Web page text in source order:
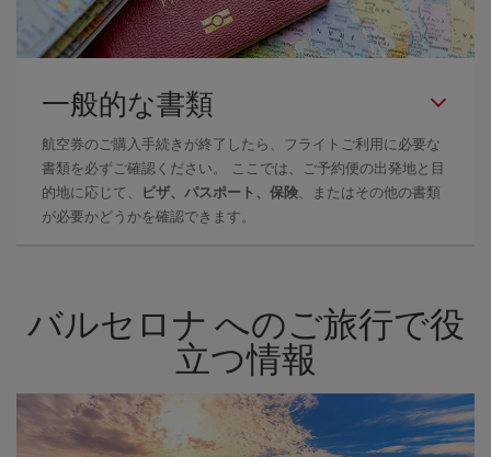
一般的な書類
航空券のご購入手続きが終了したら、フライトご利用に必要な
書類を必ずご確認ください。 ここでは、ご予約便の出発地と目
的地に応じて、
ビザ、パスポート、保険、またはその他の書類
が必要かどうかを確認できます。
バルセロナ へのご旅行で役
立つ情報